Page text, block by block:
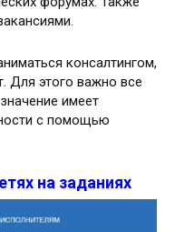
консалтингом,
Для этого важно все
имеет
с помощью
на заданиях